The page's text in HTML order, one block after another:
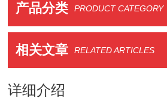
产品分类 PRODUCT CATEGORY
相关文章 RELATED ARTICLES
详细介绍